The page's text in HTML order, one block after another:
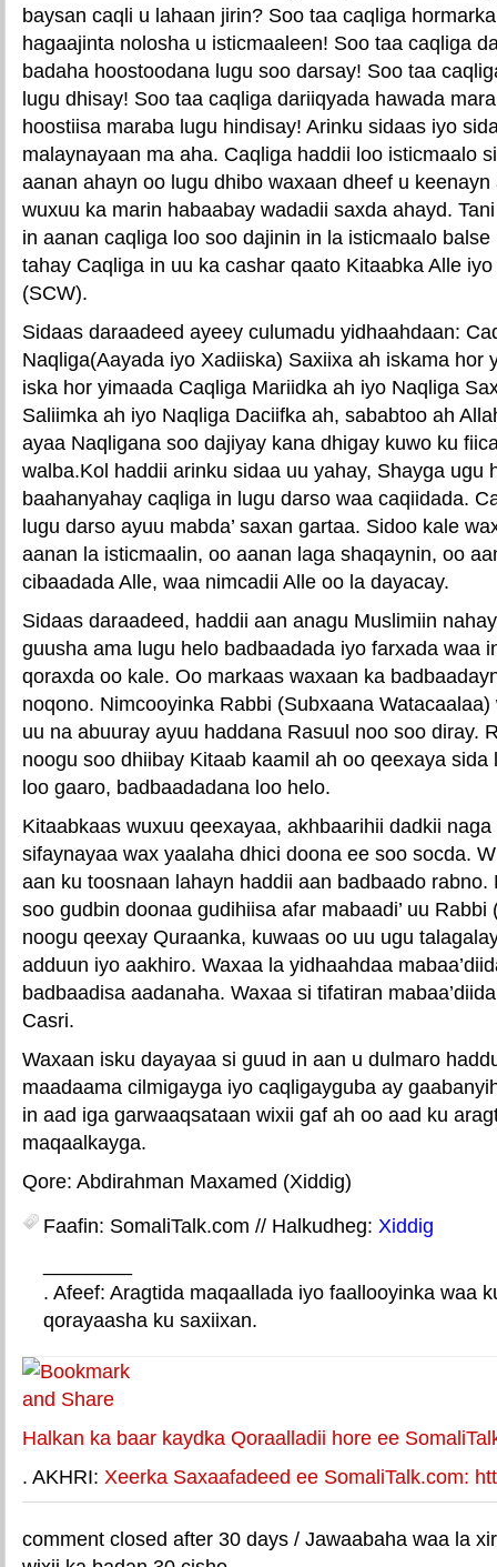
baysan caqli u lahaan jirin? Soo taa caqliga
hagaajinta nolosha u isticmaaleen! Soo taa caqliga
badaha hoostoodana lugu soo darsay! Soo taa
lugu dhisay! Soo taa caqliga dariiqyada hawada
hoostiisa maraba lugu hindisay! Arinku sidaas iyo
malaynayaan ma aha. Caqliga haddii loo isticmaalo
aanan ahayn oo lugu dhibo waxaan dheef u
wuxuu ka marin habaabay wadadii saxda ahayd.
in aanan caqliga loo soo dajinin in la isticmaalo
tahay Caqliga in uu ka cashar qaato Kitaabka Alle
(SCW).
Sidaas daraadeed ayeey culumadu yidhaahdaan:
Naqliga(Aayada iyo Xadiiska) Saxiixa ah iskama hor
iska hor yimaada Caqliga Mariidka ah iyo Naqliga
Saliimka ah iyo Naqliga Daciifka ah, sababtoo ah
ayaa Naqligana soo dajiyay kana dhigay kuwo ku
walba.Kol haddii arinku sidaa uu yahay, Shayga ugu
baahanyahay caqliga in lugu darso waa caqiidada.
lugu darso ayuu mabda’ saxan gartaa. Sidoo kale
aanan la isticmaalin, oo aanan laga shaqaynin, oo
cibaadada Alle, waa nimcadii Alle oo la dayacay.
Sidaas daraadeed, haddii aan anagu Muslimiin
guusha ama lugu helo badbaadada iyo farxada waa
qoraxda oo kale. Oo markaas waxaan ka
noqono. Nimcooyinka Rabbi (Subxaana
uu na abuuray ayuu haddana Rasuul noo soo diray.
noogu soo dhiibay Kitaab kaamil ah oo qeexaya
loo gaaro, badbaadadana loo helo.
Kitaabkaas wuxuu qeexayaa, akhbaarihii dadkii
sifaynayaa wax yaalaha dhici doona ee soo socda.
aan ku toosnaan lahayn haddii aan badbaado rabno.
soo gudbin doonaa gudihiisa afar mabaadi’ uu
noogu qeexay Quraanka, kuwaas oo uu ugu
adduun iyo aakhiro. Waxaa la yidhaahdaa
badbaadisa aadanaha. Waxaa si tifatiran
Casri.
Waxaan isku dayayaa si guud in aan u dulmaro
maadaama cilmigayga iyo caqligayguba ay
in aad iga garwaaqsataan wixii gaf ah oo aad ku
maqaalkayga.
Qore: Abdirahman Maxamed (Xiddig)
Faafin: SomaliTalk.com // Halkudheg: Xiddig
. Afeef: Aragtida maqaallada iyo faallooyinka waa
qorayaasha ku saxiixan.
Halkan ka baar kaydka Qoraalladii hore ee
. AKHRI: Xeerka Saxaafadeed ee SomaliTalk.com:
comment closed after 30 days / Jawaabaha waa la